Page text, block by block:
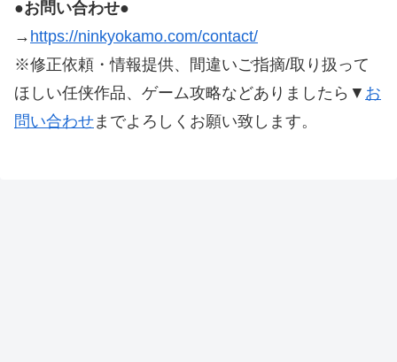
●お問い合わせ●
→ https://ninkyokamo.com/contact/
※修正依頼・情報提供、間違いご指摘/取り扱って
ほしい任侠作品、ゲーム攻略などありましたら▼ お
問い合わせまでよろしくお願い致します。